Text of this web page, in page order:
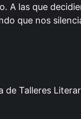
A las que
que nos
de Talleres